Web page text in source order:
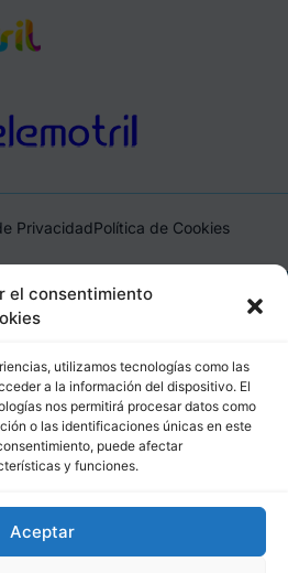
el consentimiento
utilizamos tecnologías como las
a la información del dispositivo. El
nos permitirá procesar datos como
o las identificaciones únicas en este
puede afectar
y funciones.
Aceptar
PrivacidadPolítica de Cookies
de España, 1, 18600, Motril,
DIR3: L01181400